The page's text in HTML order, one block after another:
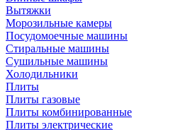
Вытяжки
Морозильные камеры
Посудомоечные машины
Стиральные машины
Сушильные машины
Холодильники
Плиты
Плиты газовые
Плиты комбинированные
Плиты электрические